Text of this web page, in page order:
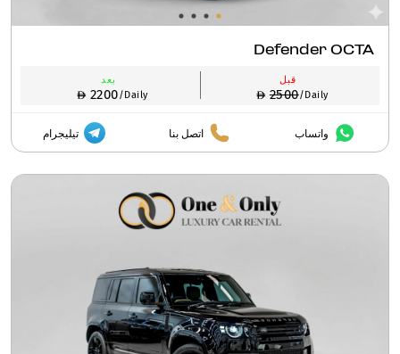
Defender OCTA
قبل
2500/Daily
بعد
2200/Daily
واتساب اتصل بنا تيليجرام